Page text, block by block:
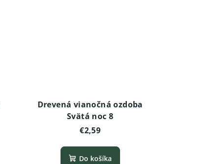
Drevená vianočná ozdoba
Svätá noc 8
€2,59
Do košíka